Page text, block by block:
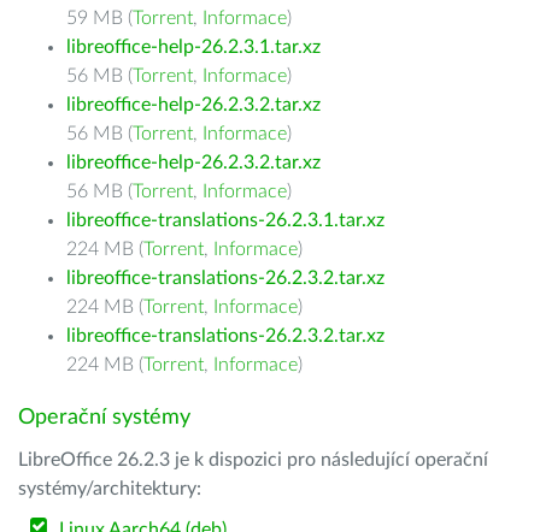
59 MB (Torrent, Informace)
libreoffice-help-26.2.3.1.tar.xz
56 MB (Torrent, Informace)
libreoffice-help-26.2.3.2.tar.xz
56 MB (Torrent, Informace)
libreoffice-help-26.2.3.2.tar.xz
56 MB (Torrent, Informace)
libreoffice-translations-26.2.3.1.tar.xz
224 MB (Torrent, Informace)
libreoffice-translations-26.2.3.2.tar.xz
224 MB (Torrent, Informace)
libreoffice-translations-26.2.3.2.tar.xz
224 MB (Torrent, Informace)
Operační systémy
LibreOffice 26.2.3 je k dispozici pro následující operační
systémy/architektury: